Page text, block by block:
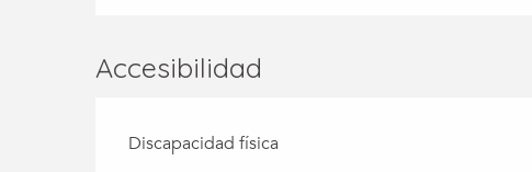
Accesibilidad
Discapacidad física